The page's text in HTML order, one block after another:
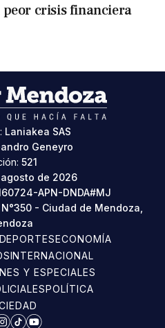
peor crisis financiera
Laniakea SAS
Geneyro
521
de 2026
APN-DNDA#MJ
- Ciudad de Mendoza,
DEPORTESECONOMÍA
INTERNACIONAL
Y ESPECIALES
POLÍTICA